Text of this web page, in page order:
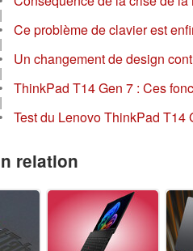
|
• Ce problème de clavier est
|
• Un changement de design
|
• ThinkPad T14 Gen 7 : Ces
|
• Test du Lenovo ThinkPad
relation